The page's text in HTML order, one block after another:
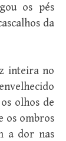
os pés
da
inteira no
olhos de
os ombros
a dor nas